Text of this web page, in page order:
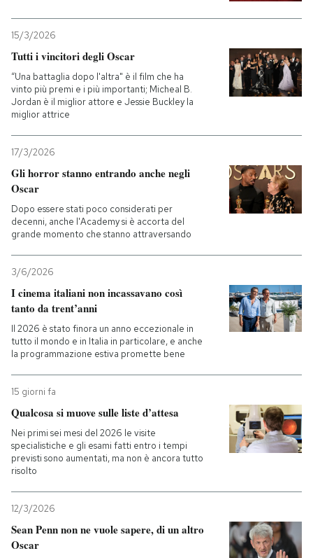
15/3/2026
Tutti i vincitori degli Oscar
“Una battaglia dopo l'altra" è il film che ha
vinto più premi e i più importanti; Micheal B.
Jordan è il miglior attore e Jessie Buckley la
miglior attrice
17/3/2026
Gli horror stanno entrando anche negli
Oscar
Dopo essere stati poco considerati per
decenni, anche l'Academy si è accorta del
grande momento che stanno attraversando
3/6/2026
I cinema italiani non incassavano così
tanto da trent’anni
Il 2026 è stato finora un anno eccezionale in
tutto il mondo e in Italia in particolare, e anche
la programmazione estiva promette bene
15 giorni fa
Qualcosa si muove sulle liste d’attesa
Nei primi sei mesi del 2026 le visite
specialistiche e gli esami fatti entro i tempi
previsti sono aumentati, ma non è ancora tutto
risolto
12/3/2026
Sean Penn non ne vuole sapere, di un altro
Oscar